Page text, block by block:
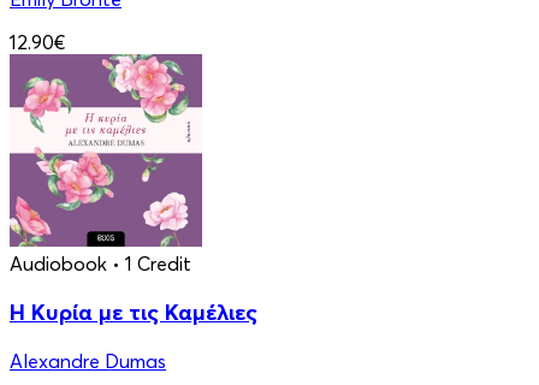
12.90€
Audiobook • 1 Credit
Η Κυρία με τις Καμέλιες
Alexandre Dumas